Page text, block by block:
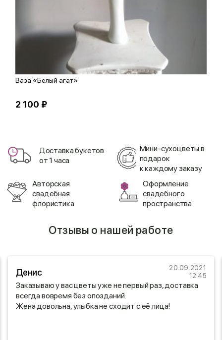
Ваза «Белый агат»
2 100 ₽
Доставка букетов
от 1 часа
Мини-сухоцветы в
подарок
к каждому заказу
Авторская
свадебная
флористика
Оформление
свадебного
пространства
Отзывы о нашей работе
Денис
20.09.2021
12:45
Заказываю у вас цветы уже не первый раз, доставка
всегда вовремя без опозданий.
Жена довольна, улыбка не сходит с её лица!